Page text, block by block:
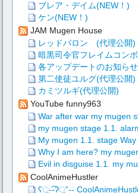
ブレア・デイム(NEW！)
ケン(NEW！)
JAM Mugen House
レッドバロン (代理公開)
暗黒司令官フレイムコン
各アップデートのお知らせ
第二使徒ユルグ(代理公開)
カミツルギ(代理公開)
YouTube funny963
War after war my mugen
my mugen stage 1.1.
My mugen 1.1. stage
Why I am here? my
Evil in disguise 1.1. my
CoolAnimeHustler
ʕु-̫͡-ʔु”--